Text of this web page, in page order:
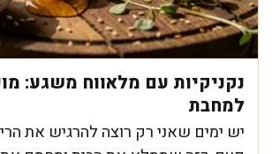
למחבת
יש ימים שאני רק רוצה להרגיש את